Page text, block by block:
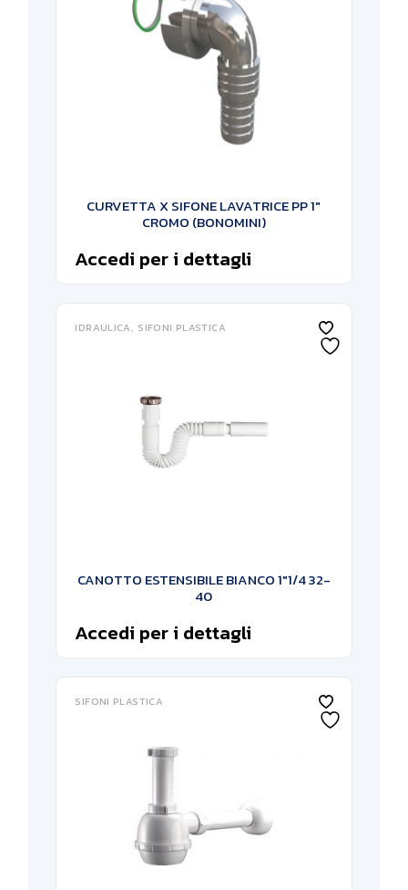
CURVETTA X SIFONE LAVATRICE PP 1″
CROMO (BONOMINI)
Accedi per i dettagli
IDRAULICA SIFONI PLASTICA
CANOTTO ESTENSIBILE BIANCO 1″1/4 32-
40
Accedi per i dettagli
SIFONI PLASTICA